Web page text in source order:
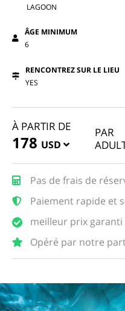
LAGOON
ÂGE MINIMUM
6
RENCONTREZ SUR LE LIEU
YES
À PARTIR DE
178 USD
PAR
Pas de frais de
Paiement rapide et
meilleur prix garanti
Opéré par notre